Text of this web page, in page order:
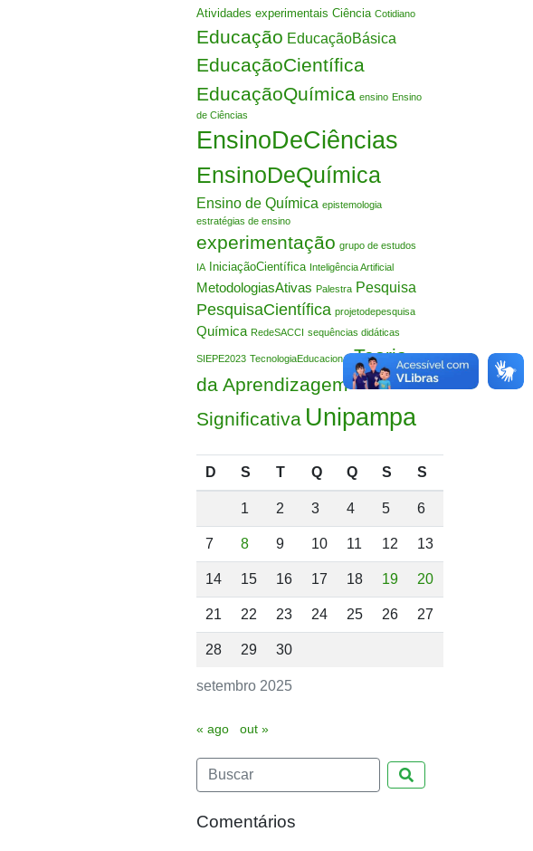
Atividades experimentais Ciência Cotidiano
Educação EducaçãoBásica
EducaçãoCientífica
EducaçãoQuímica ensino Ensino
de Ciências
EnsinoDeCiências
EnsinoDeQuímica
Ensino de Química epistemologia
estratégias de ensino
experimentação grupo de estudos
IA IniciaçãoCientífica Inteligência Artificial
MetodologiasAtivas Palestra Pesquisa
PesquisaCientífica projetodepesquisa
Química RedeSACCI sequências didáticas
SIEPE2023 TecnologiaEducacional Teoria
da Aprendizagem
Significativa Unipampa
setembro 2025
D S T Q Q S S
1 2 3 4 5 6
7 8 9 10 11 12 13
14 15 16 17 18 19 20
21 22 23 24 25 26 27
28 29 30
« ago out »
Comentários